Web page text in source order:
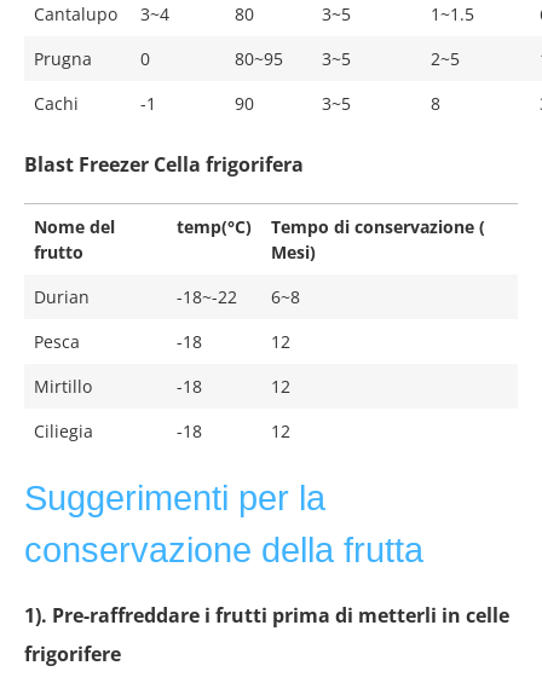
Cantalupo
3~4 80 3~5 1~1.5
Prugna
0 80~95 3~5 2~5
Cachi
-1 90 3~5 8
Blast Freezer Cella frigorifera
Nome del
frutto
temp(°C)
Tempo di conservazione (
Mesi)
Durian
-18~-22
6~8
Pesca
-18
12
Mirtillo
-18
12
Ciliegia
-18 12
Suggerimenti per la
conservazione della frutta
1). Pre-raffreddare i frutti prima di metterli in celle
frigorifere